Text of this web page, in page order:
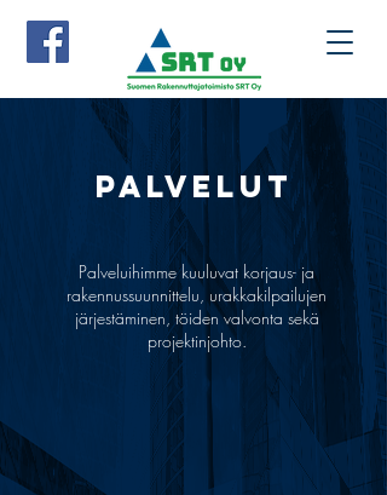
Palveluihimme kuuluvat korjaus- ja
rakennussuunnittelu, urakkakilpailujen
järjestäminen, töiden valvonta sekä
projektinjohto.
PALVELUT